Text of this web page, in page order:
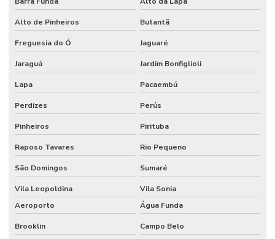
Destilador de nitrogênio
Destilador de nitrogênio preço
Dispensador para laboratório
Dispensador laboratório de química
Dispensador de líquidos
Eletrodo de ph
Eletrodo de ph preço
Equipamentos cromatográficos
Equipamentos para laboratório de química
Alto de Pinheiros Butantã
Freguesia do Ó Jaguaré
Jaraguá Jardim Bonfiglioli
Lapa Pacaembú
Perdizes Perús
Pinheiros Pirituba
Raposo Tavares Rio Pequeno
São Domingos Sumaré
Vila Leopoldina
Vila Sonia
Aeroporto
Água Funda
Brooklin Campo Belo